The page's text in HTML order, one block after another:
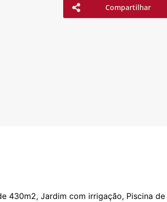
Compartilhar
430m2, Jardim com irrigação, Piscina de